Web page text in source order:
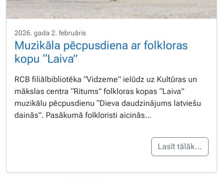
2026. gada 2. februāris
Muzikāla pēcpusdiena ar folkloras
kopu “Laiva”
RCB filiālbibliotēka “Vidzeme” ielūdz uz Kultūras un
mākslas centra “Ritums” folkloras kopas “Laiva”
muzikālu pēcpusdienu “Dieva daudzinājums latviešu
dainās”. Pasākumā folkloristi aicinās…
Lasīt tālāk…